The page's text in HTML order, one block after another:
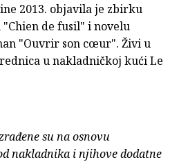
2013. objavila je zbirku
"Chien de fusil" i novelu
"Ouvrir son cœur". Živi u
u nakladničkoj kući Le
su na osnovu
nakladnika i njihove dodatne